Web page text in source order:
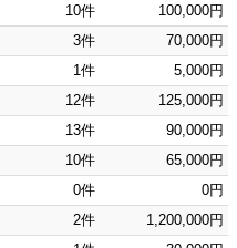
10件
100,000円
3件
70,000円
1件
5,000円
12件
125,000円
13件
90,000円
10件
65,000円
0件
0円
2件
1,200,000円